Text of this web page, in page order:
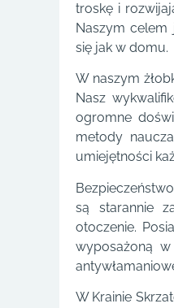
troskę i
Naszym celem
się jak w domu.
W naszym
Nasz
ogromne
metody
umiejętności
są starannie
otoczenie.
wyposażoną
W Krainie